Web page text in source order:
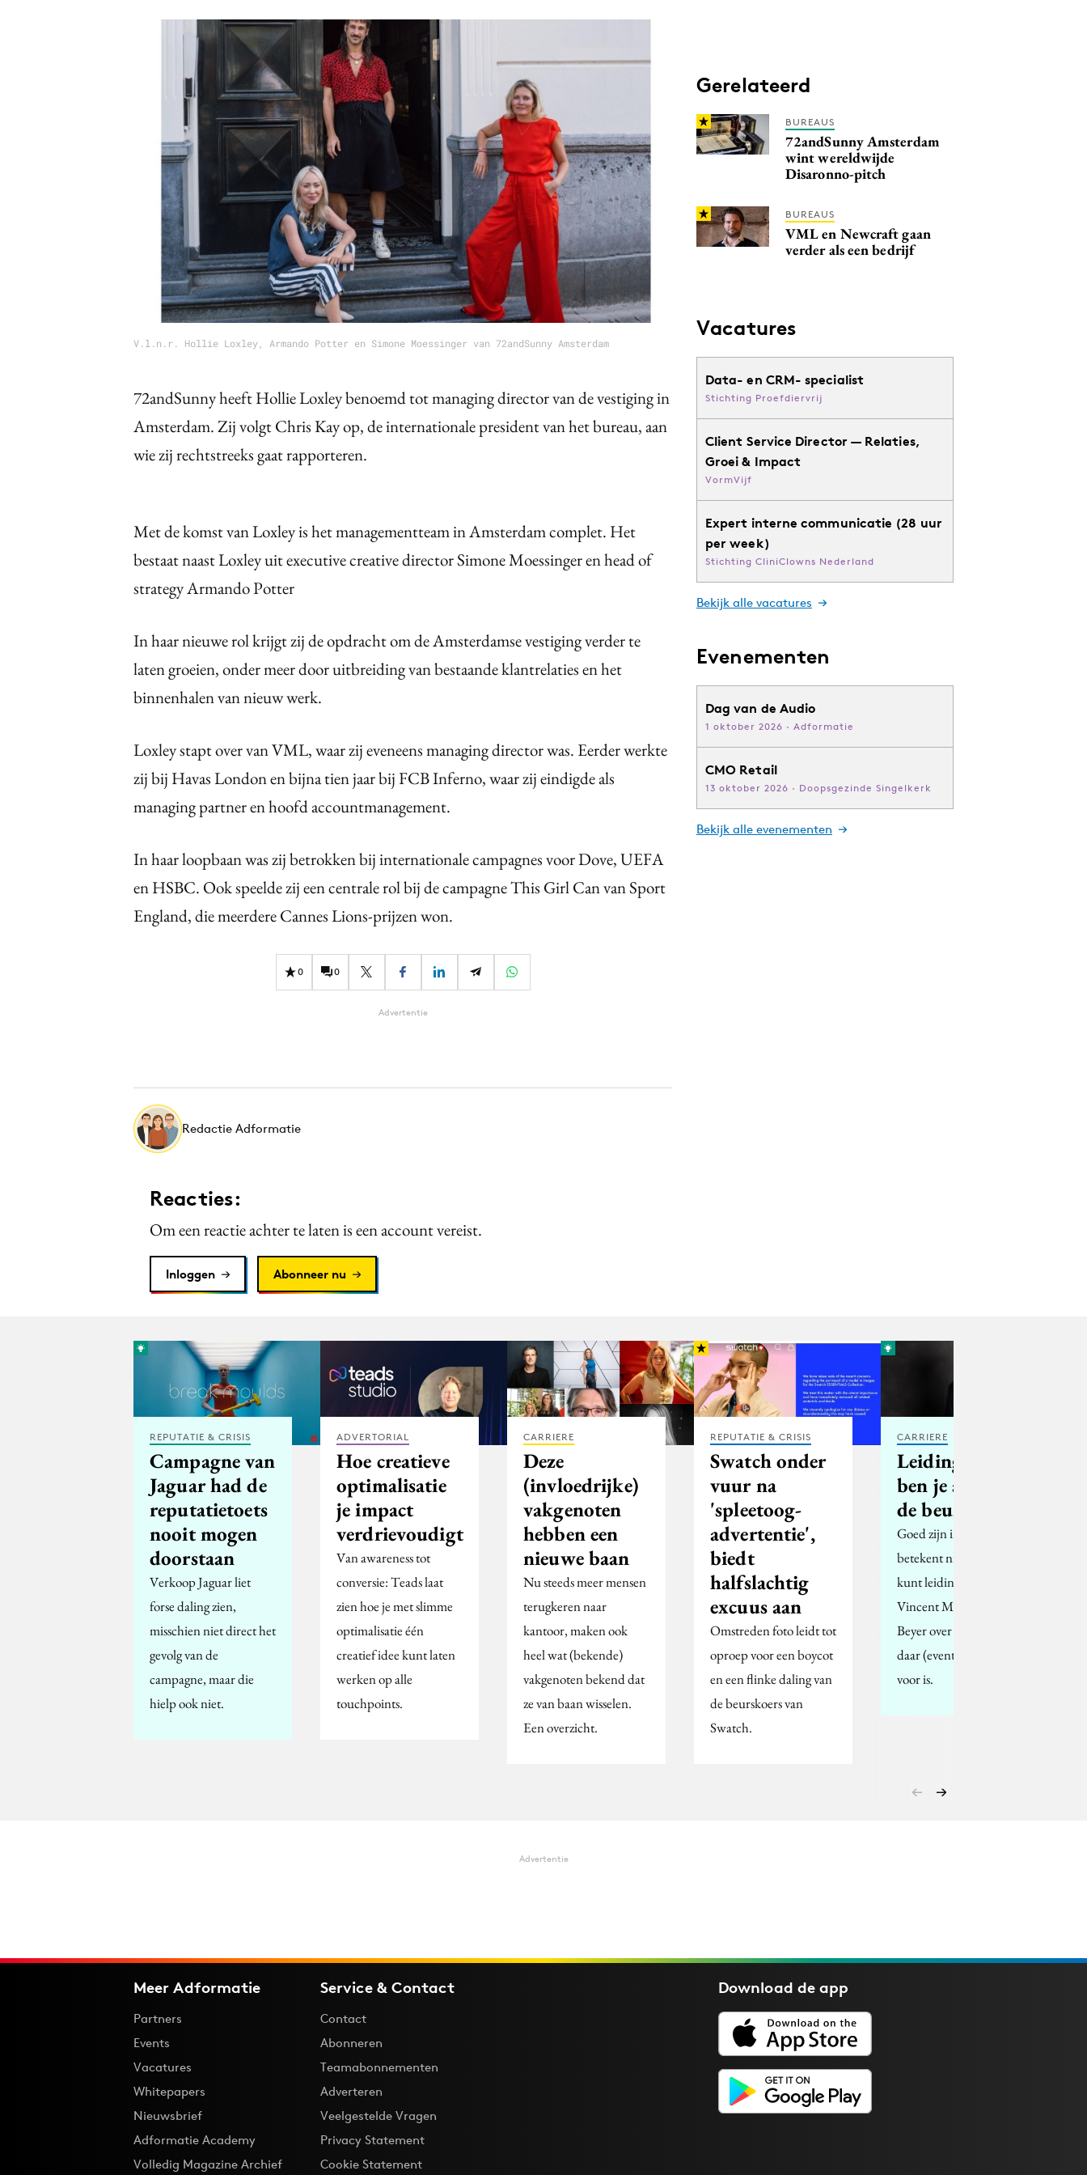
Gedragsverandering
Influencer marketing
Interne communicatie
Martech
V.l.n.r. Hollie Loxley, Armando Potter en Simone Moessinger van 72andSunny Amsterdam
72andSunny heeft Hollie Loxley benoemd tot managing director van de vestiging in
Amsterdam. Zij volgt Chris Kay op, de internationale president van het bureau, aan
wie zij rechtstreeks gaat rapporteren.
Met de komst van Loxley is het managementteam in Amsterdam complet. Het
bestaat naast Loxley uit executive creative director Simone Moessinger en head of
strategy Armando Potter
In haar nieuwe rol krijgt zij de opdracht om de Amsterdamse vestiging verder te
laten groeien, onder meer door uitbreiding van bestaande klantrelaties en het
binnenhalen van nieuw werk.
Loxley stapt over van VML, waar zij eveneens managing director was. Eerder werkte
zij bij Havas London en bijna tien jaar bij FCB Inferno, waar zij eindigde als
managing partner en hoofd accountmanagement.
In haar loopbaan was zij betrokken bij internationale campagnes voor Dove, UEFA
en HSBC. Ook speelde zij een centrale rol bij de campagne This Girl Can van Sport
England, die meerdere Cannes Lions-prijzen won.
0 0
Advertentie
Redactie Adformatie
Reacties:
Om een reactie achter te laten is een account vereist.
Inloggen Abonneer nu
Gerelateerd
BUREAUS
72andSunny Amsterdam
wint wereldwijde
Disaronno-pitch
BUREAUS
VML en Newcraft gaan
verder als een bedrijf
Vacatures
Data- en CRM- specialist
Stichting Proefdiervrij
Client Service Director — Relaties,
Groei & Impact
VormVijf
Expert interne communicatie (28 uur
per week)
Stichting CliniClowns Nederland
Bekijk alle vacatures
Evenementen
Dag van de Audio
1 oktober 2026 · Adformatie
CMO Retail
13 oktober 2026 · Doopsgezinde Singelkerk
Bekijk alle evenementen
REPUTATIE & CRISIS
Campagne van
Jaguar had de
reputatietoets
nooit mogen
doorstaan
Verkoop Jaguar liet
forse daling zien,
misschien niet direct het
gevolg van de
campagne, maar die
hielp ook niet.
ADVERTORIAL
Hoe creatieve
optimalisatie
je impact
verdrievoudigt
Van awareness tot
conversie: Teads laat
zien hoe je met slimme
optimalisatie één
creatief idee kunt laten
werken op alle
touchpoints.
CARRIERE
Deze
(invloedrijke)
vakgenoten
hebben een
nieuwe baan
Nu steeds meer mensen
terugkeren naar
kantoor, maken ook
heel wat (bekende)
vakgenoten bekend dat
ze van baan wisselen.
Een overzicht.
REPUTATIE & CRISIS
Swatch onder
vuur na
'spleetoog-
advertentie',
biedt
halfslachtig
excuus aan
Omstreden foto leidt tot
oproep voor een boycot
en een flinke daling van
de beurskoers van
Swatch.
CARRIERE
Leidinggeven:
ben je al aan
de beurt?
Goed zijn in je vak
betekent niet dat je ook
kunt leidinggeven.
Vincent Mispelblom
Beyer over wanneer het
daar (eventueel) tijd
voor is.
Advertentie
Meer Adformatie
Partners
Events
Vacatures
Whitepapers
Nieuwsbrief
Adformatie Academy
Volledig Magazine Archief
Service & Contact
Contact
Abonneren
Teamabonnementen
Adverteren
Veelgestelde Vragen
Privacy Statement
Cookie Statement
Download deapp